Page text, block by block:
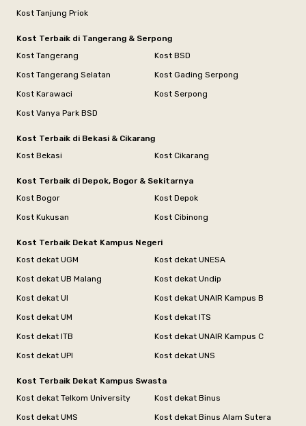
Kost Tanjung Priok
Kost Terbaik di Tangerang & Serpong
Kost Tangerang
Kost BSD
Kost Tangerang Selatan
Kost Gading Serpong
Kost Karawaci
Kost Serpong
Kost Vanya Park BSD
Kost Terbaik di Bekasi & Cikarang
Kost Bekasi
Kost Cikarang
Kost Terbaik di Depok, Bogor & Sekitarnya
Kost Bogor
Kost Depok
Kost Kukusan
Kost Cibinong
Kost Terbaik Dekat Kampus Negeri
Kost dekat UGM
Kost dekat UNESA
Kost dekat UB Malang
Kost dekat Undip
Kost dekat UI
Kost dekat UNAIR Kampus B
Kost dekat UM
Kost dekat ITS
Kost dekat ITB
Kost dekat UNAIR Kampus C
Kost dekat UPI
Kost dekat UNS
Kost Terbaik Dekat Kampus Swasta
Kost dekat Telkom University
Kost dekat Binus
Kost dekat UMS
Kost dekat Binus Alam Sutera